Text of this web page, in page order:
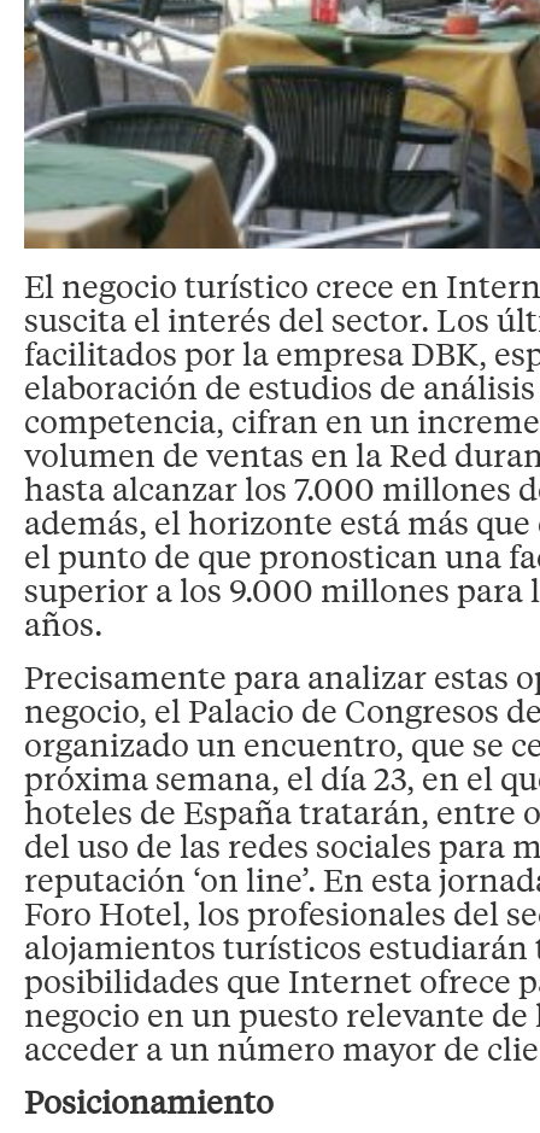
El negocio turístico crece en
suscita el interés del sector. Los
facilitados por la empresa DBK,
elaboración de estudios de
competencia, cifran en un
volumen de ventas en la Red
hasta alcanzar los 7.000 millones
además, el horizonte está más
el punto de que pronostican una
superior a los 9.000 millones para
años.
Precisamente para analizar estas
negocio, el Palacio de Congresos
organizado un encuentro, que se
próxima semana, el día 23, en el
hoteles de España tratarán, entre
del uso de las redes sociales para
reputación ‘on line’. En esta
Foro Hotel, los profesionales del
alojamientos turísticos estudiarán
posibilidades que Internet ofrece
negocio en un puesto relevante de
acceder a un número mayor de
Posicionamiento